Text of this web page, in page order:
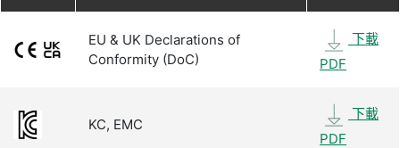
EU & UK Declarations of
Conformity (DoC)
下載
PDF
KC, EMC
下載
PDF